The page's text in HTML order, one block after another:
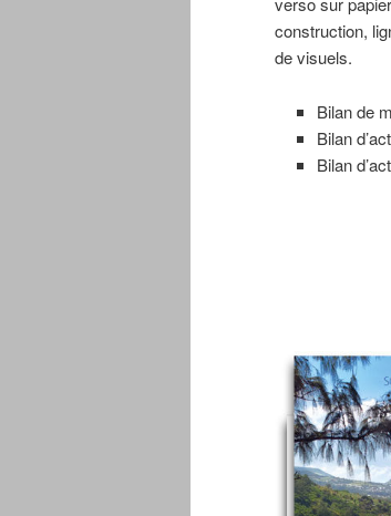
construction,
de visuels.
Bilan de
Bilan
Bilan